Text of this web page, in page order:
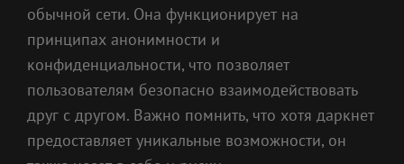
обычной сети. Она функционирует на
принципах анонимности и
конфиденциальности, что позволяет
пользователям безопасно взаимодействовать
друг с другом. Важно помнить, что хотя даркнет
предоставляет уникальные возможности, он